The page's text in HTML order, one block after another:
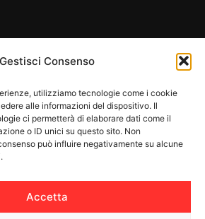
Gestisci Consenso
utilizziamo tecnologie come i cookie
alle informazioni del dispositivo. Il
ci permetterà di elaborare dati come il
o ID unici su questo sito. Non
può influire negativamente su alcune
Accetta